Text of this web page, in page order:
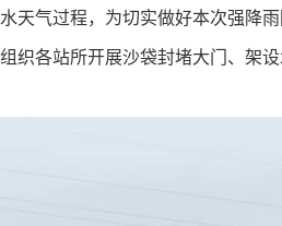
气过程，为切实做好本次强降雨
织各站所开展沙袋封堵大门、架